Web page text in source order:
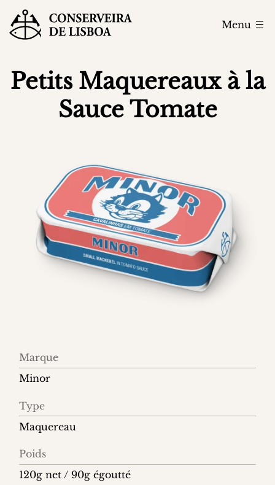
Menu
Petits Maquereaux à la
Sauce Tomate
Information
produit
Marque
Minor
Type
Maquereau
Poids
120g net / 90g égoutté